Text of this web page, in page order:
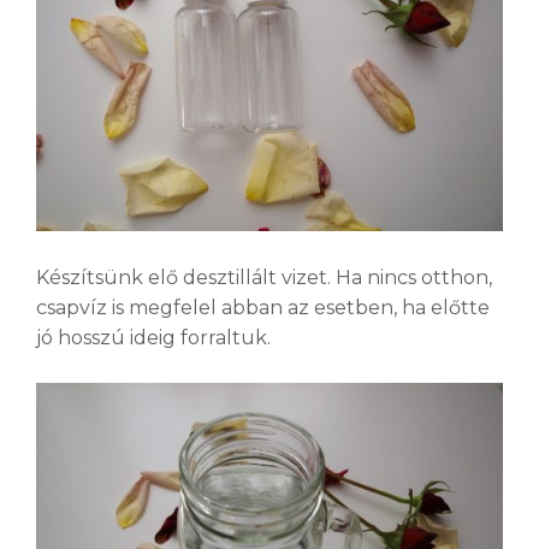
Készítsünk elő desztillált vizet. Ha nincs otthon,
csapvíz is megfelel abban az esetben, ha előtte
jó hosszú ideig forraltuk.